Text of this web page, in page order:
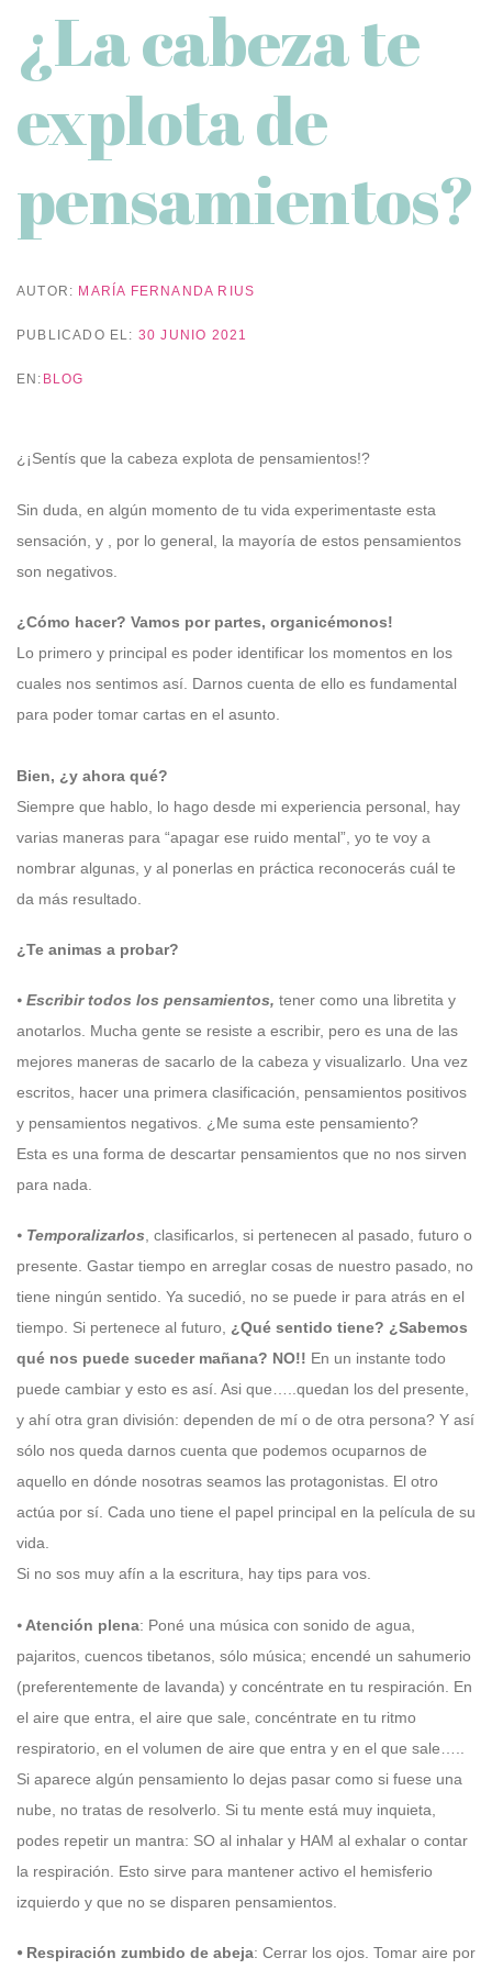
¿La cabeza te
explota de
pensamientos?
AUTOR: MARÍA FERNANDA RIUS
PUBLICADO EL: 30 JUNIO 2021
EN: BLOG
¿¡Sentís que la cabeza explota de pensamientos!?
Sin duda, en algún momento de tu vida experimentaste esta
sensación, y , por lo general, la mayoría de estos pensamientos
son negativos.
¿Cómo hacer? Vamos por partes, organicémonos!
Lo primero y principal es poder identificar los momentos en los
cuales nos sentimos así. Darnos cuenta de ello es fundamental
para poder tomar cartas en el asunto.
Bien, ¿y ahora qué?
Siempre que hablo, lo hago desde mi experiencia personal, hay
varias maneras para “apagar ese ruido mental”, yo te voy a
nombrar algunas, y al ponerlas en práctica reconocerás cuál te
da más resultado.
¿Te animas a probar?
⦁ Escribir todos los pensamientos, tener como una libretita y
anotarlos. Mucha gente se resiste a escribir, pero es una de las
mejores maneras de sacarlo de la cabeza y visualizarlo. Una vez
escritos, hacer una primera clasificación, pensamientos positivos
y pensamientos negativos. ¿Me suma este pensamiento?
Esta es una forma de descartar pensamientos que no nos sirven
para nada.
⦁ Temporalizarlos, clasificarlos, si pertenecen al pasado, futuro o
presente. Gastar tiempo en arreglar cosas de nuestro pasado, no
tiene ningún sentido. Ya sucedió, no se puede ir para atrás en el
tiempo. Si pertenece al futuro, ¿Qué sentido tiene? ¿Sabemos
qué nos puede suceder mañana? NO!! En un instante todo
puede cambiar y esto es así. Asi que…..quedan los del presente,
y ahí otra gran división: dependen de mí o de otra persona? Y así
sólo nos queda darnos cuenta que podemos ocuparnos de
aquello en dónde nosotras seamos las protagonistas. El otro
actúa por sí. Cada uno tiene el papel principal en la película de su
vida.
Si no sos muy afín a la escritura, hay tips para vos.
⦁ Atención plena: Poné una música con sonido de agua,
pajaritos, cuencos tibetanos, sólo música; encendé un sahumerio
(preferentemente de lavanda) y concéntrate en tu respiración. En
el aire que entra, el aire que sale, concéntrate en tu ritmo
respiratorio, en el volumen de aire que entra y en el que sale…..
Si aparece algún pensamiento lo dejas pasar como si fuese una
nube, no tratas de resolverlo. Si tu mente está muy inquieta,
podes repetir un mantra: SO al inhalar y HAM al exhalar o contar
la respiración. Esto sirve para mantener activo el hemisferio
izquierdo y que no se disparen pensamientos.
⦁ Respiración zumbido de abeja: Cerrar los ojos. Tomar aire por